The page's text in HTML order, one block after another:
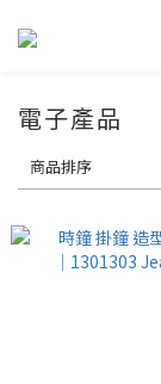
電子產品
商品排序